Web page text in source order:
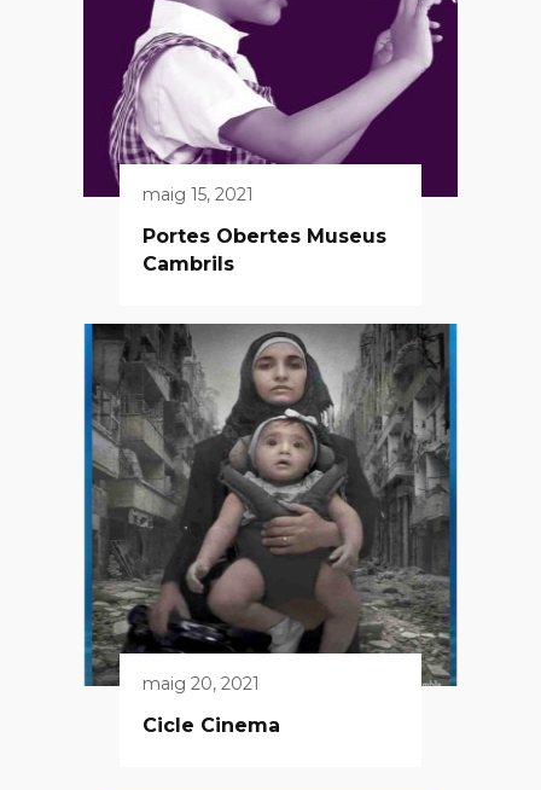
maig 15, 2021
Portes Obertes Museus
Cambrils
maig 20, 2021
Cicle Cinema